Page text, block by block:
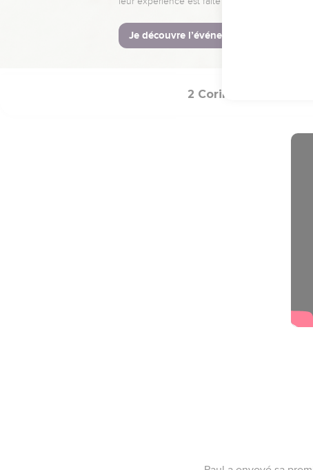
Si quelqu'un n'aime
23 Que la grâce du
2 Corinthiens